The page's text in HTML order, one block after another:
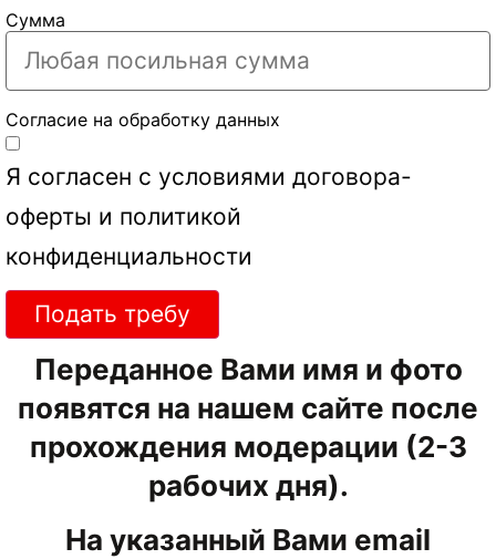
Сумма
Согласие на обработку данных
Я согласен с условиями договора-
оферты и политикой
конфиденциальности
Подать требу
Переданное Вами имя и фото
появятся на нашем сайте после
прохождения модерации (2-3
рабочих дня).
На указанный Вами email